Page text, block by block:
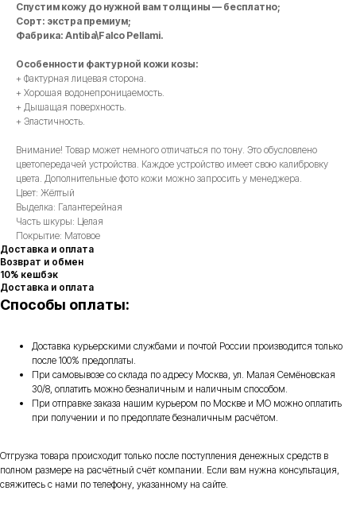
Спустим кожу до нужной вам толщины — бесплатно;
Сорт: экстра премиум;
Фабрика: Antiba\Falco Pellami.
Особенности фактурной кожи козы:
+ Фактурная лицевая сторона.
+ Хорошая водонепроницаемость.
+ Дышащая поверхность.
+ Эластичность.
Внимание! Товар может немного отличаться по тону. Это обусловлено
цветопередачей устройства. Каждое устройство имеет свою калибровку
цвета. Дополнительные фото кожи можно запросить у менеджера.
Цвет: Жёлтый
Выделка: Галантерейная
Часть шкуры: Целая
Покрытие: Матовое
Доставка и оплата
Возврат и обмен
10% кешбэк
Доставка и оплата
Способы оплаты:
Доставка курьерскими службами и почтой России производится только
после 100% предоплаты.
При самовывозе со склада по адресу Москва, ул. Малая Семёновская
30/8, оплатить можно безналичным и наличным способом.
При отправке заказа нашим курьером по Москве и МО можно оплатить
при получении и по предоплате безналичным расчётом.
Отгрузка товара происходит только после поступления денежных средств в
полном размере на расчётный счёт компании. Если вам нужна консультация,
свяжитесь с нами по телефону, указанному на сайте.